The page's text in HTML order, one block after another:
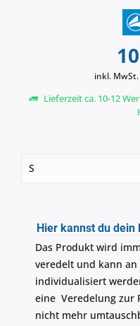
inkl. MwSt.
Lieferzeit ca. 10-12
Hier kannst du
Das Produkt wird
veredelt und kann
individualisiert
eine Veredelung zur
nicht mehr